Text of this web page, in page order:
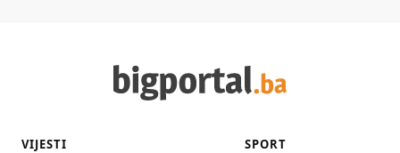
VIJESTI SPORT